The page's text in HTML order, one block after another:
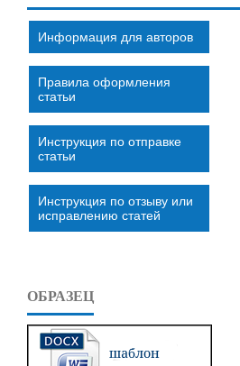
Информация для авторов
Правила оформления
статьи
Инструкция по отправке
статьи
Инструкция по отзыву или
исправлению статей
ОБРАЗЕЦ